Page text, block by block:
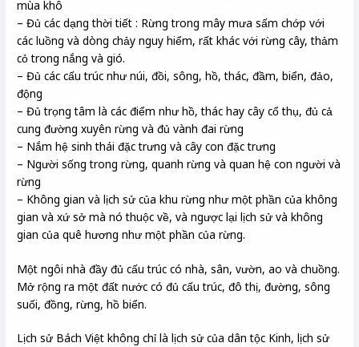
mùa khô
– Đủ các dạng thời tiết : Rừng trong mây mưa sấm chớp với
các luồng và dòng chảy nguy hiểm, rất khác với rừng cây, thảm
cỏ trong nắng và gió.
– Đủ các cấu trúc như núi, đồi, sông, hồ, thác, đầm, biển, đảo,
động
– Đủ trọng tâm là các điểm như hồ, thác hay cây cổ thụ, đủ cả
cung đường xuyên rừng và đủ vành đai rừng
– Nắm hệ sinh thái đặc trưng và cây con đặc trưng
– Người sống trong rừng, quanh rừng và quan hệ con người và
rừng
– Không gian và lịch sử của khu rừng như một phần của không
gian và xứ sở mà nó thuộc về, và ngược lại lịch sử và không
gian của quê hương như một phần của rừng.
Một ngôi nhà đầy đủ cấu trúc có nhà, sân, vườn, ao và chuồng.
Mở rộng ra một đất nước có đủ cấu trúc, đô thị, đường, sông
suối, đồng, rừng, hồ biển.
Lịch sử Bách Việt không chỉ là lịch sử của dân tộc Kinh, lịch sử